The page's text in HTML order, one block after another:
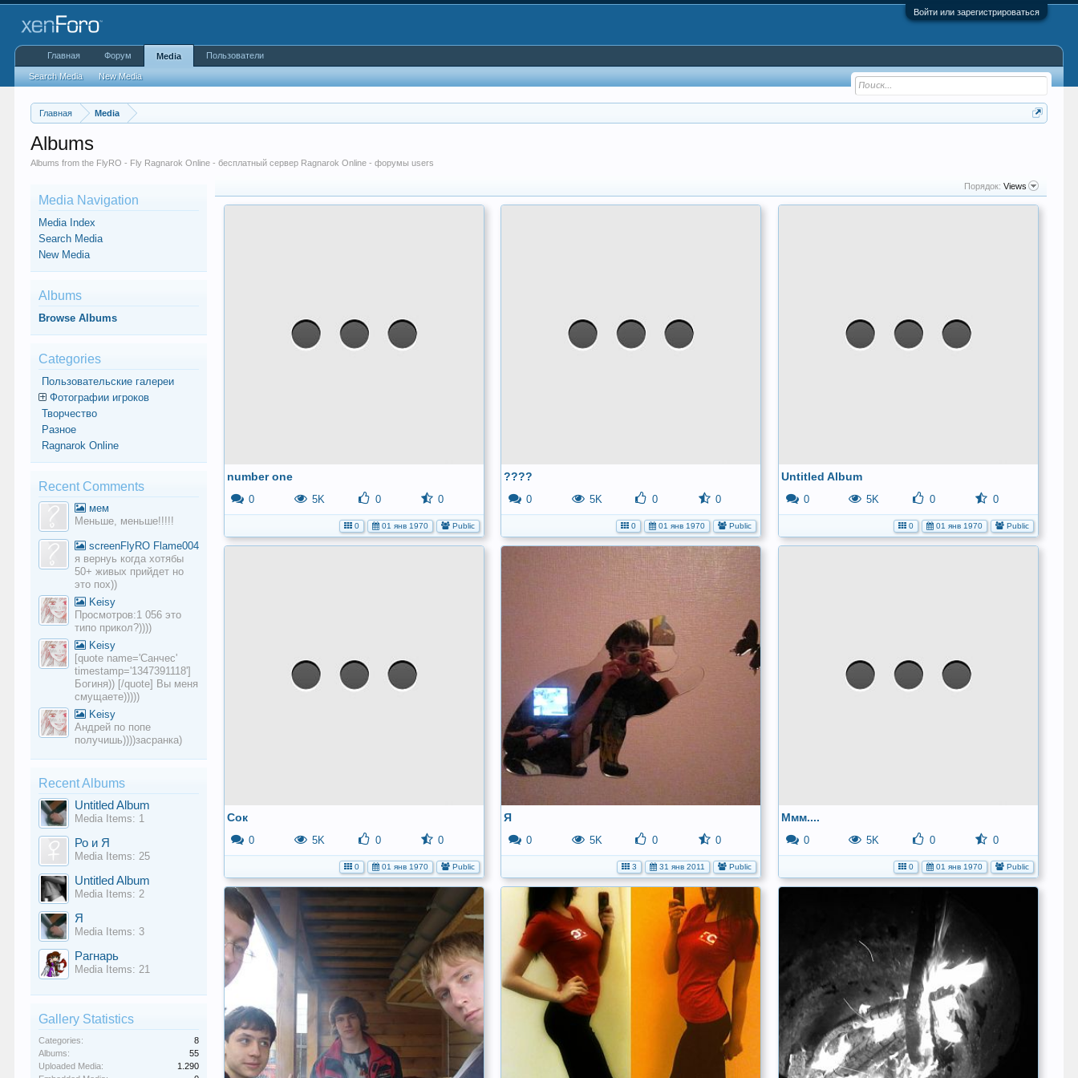
Войти или зарегистрироваться
Главная Media
Albums
Albums from the FlyRO - Fly Ragnarok Online - бесплатный сервер Ragnarok Online - форумы users
Порядок: Views
number one
0 5K 0 0
0 01 янв 1970 Public
????
0 5K 0 0
0 01 янв 1970 Public
Untitled Album
0 5K 0 0
0 01 янв 1970 Public
Сок
0 5K 0 0
0 01 янв 1970 Public
Я
0 5K 0 0
3 31 янв 2011 Public
Ммм....
0 5K 0 0
0 01 янв 1970 Public
Media Navigation
Media Index
Search Media
New Media
Albums
Browse Albums
Categories
Пользовательские галереи
Фотографии игроков
Творчество
Разное
Ragnarok Online
Recent Comments
мем
Меньше, меньше!!!!!
screenFlyRO Flame004
я вернуь когда хотябы
50+ живых прийдет но
это пох))
Keisy
Просмотров:1 056 это
типо прикол?))))
Keisy
[quote name='Санчес'
timestamp='1347391118']
Богиня)) [/quote] Вы меня
смущаете)))))
Keisy
Андрей по попе
получишь))))засранка)
Recent Albums
Untitled Album
Media Items: 1
Ро и Я
Media Items: 25
Untitled Album
Media Items: 2
Я
Media Items: 3
Рагнарь
Media Items: 21
Gallery Statistics
Categories:
8
Albums:
55
Uploaded Media:
1.290
Главная Форум Media
Search Media New Media
Пользователи